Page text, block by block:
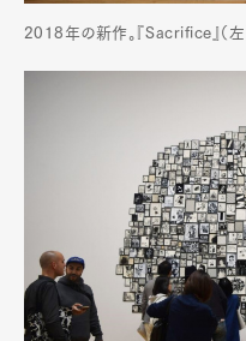
2018年の新作。『Sacrifice』（左